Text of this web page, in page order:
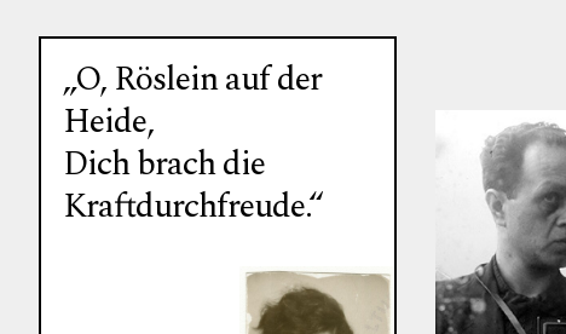
„O, Röslein auf der
Heide,
Dich brach die
Kraftdurchfreude.“